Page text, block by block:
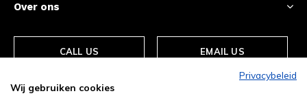
Over ons
CALL US EMAIL US
Privacybeleid
Wij gebruiken cookies